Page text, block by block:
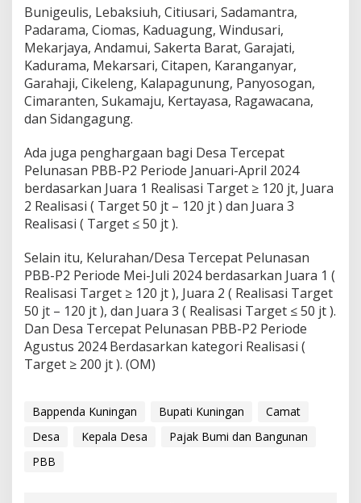
Bunigeulis, Lebaksiuh, Citiusari, Sadamantra,
Padarama, Ciomas, Kaduagung, Windusari,
Mekarjaya, Andamui, Sakerta Barat, Garajati,
Kadurama, Mekarsari, Citapen, Karanganyar,
Garahaji, Cikeleng, Kalapagunung, Panyosogan,
Cimaranten, Sukamaju, Kertayasa, Ragawacana,
dan Sidangagung.
Ada juga penghargaan bagi Desa Tercepat
Pelunasan PBB-P2 Periode Januari-April 2024
berdasarkan Juara 1 Realisasi Target ≥ 120 jt, Juara
2 Realisasi ( Target 50 jt – 120 jt ) dan Juara 3
Realisasi ( Target ≤ 50 jt ).
Selain itu, Kelurahan/Desa Tercepat Pelunasan
PBB-P2 Periode Mei-Juli 2024 berdasarkan Juara 1 (
Realisasi Target ≥ 120 jt ), Juara 2 ( Realisasi Target
50 jt – 120 jt ), dan Juara 3 ( Realisasi Target ≤ 50 jt ).
Dan Desa Tercepat Pelunasan PBB-P2 Periode
Agustus 2024 Berdasarkan kategori Realisasi (
Target ≥ 200 jt ). (OM)
Bappenda Kuningan Bupati Kuningan
Camat
Desa
Kepala Desa
Pajak Bumi dan Bangunan
PBB